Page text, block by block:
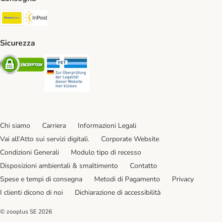
Poste Italiane. Shipping Method
Sicurezza
Security
Chi siamo Carriera
Informazioni Legali
Vai all'Atto sui servizi digitali.
Corporate Website
Condizioni Generali
Modulo tipo di recesso
Disposizioni ambientali & smaltimento
Contatto
Spese e tempi di consegna
Metodi di Pagamento
Privacy
I clienti dicono di noi
Dichiarazione di accessibilità
© zooplus SE 2026